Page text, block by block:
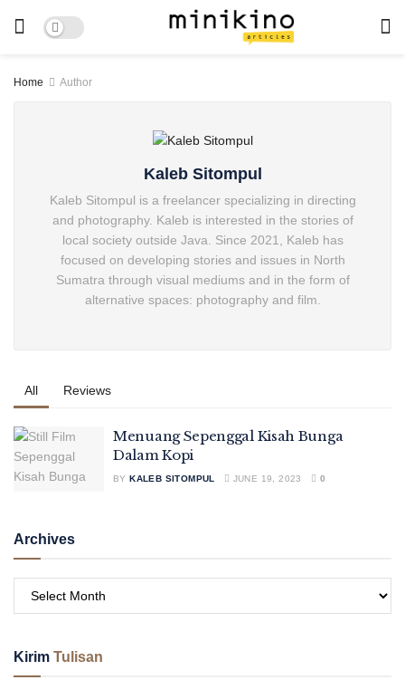
Home Author
Kaleb Sitompul
Kaleb Sitompul is a freelancer specializing in directing
and photography. Kaleb is interested in the stories of
local society outside Java. Since 2021, Kaleb has
focused on developing stories and issues in North
Sumatra through visual mediums and in the form of
alternative spaces: photography and film.
All Reviews
Menuang Sepenggal Kisah Bunga
Dalam Kopi
BY KALEB SITOMPUL JUNE 19, 2023 0
Archives
Kirim Tulisan